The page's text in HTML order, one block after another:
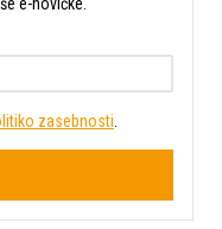
zasebnosti